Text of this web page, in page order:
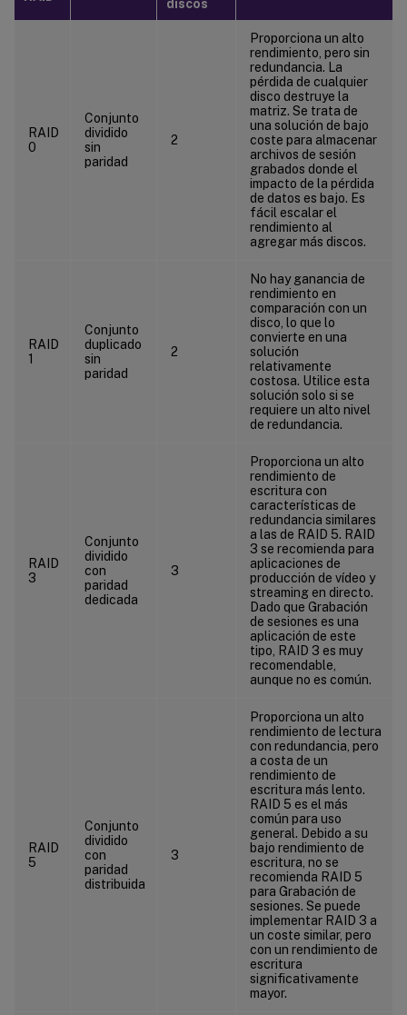
discos
RAID
0
Conjunto
dividido
sin
paridad
2
Proporciona un alto
rendimiento, pero sin
redundancia. La
pérdida de cualquier
disco destruye la
matriz. Se trata de
una solución de bajo
coste para almacenar
archivos de sesión
grabados donde el
impacto de la pérdida
de datos es bajo. Es
fácil escalar el
rendimiento al
agregar más discos.
RAID
1
Conjunto
duplicado
sin
paridad
2
No hay ganancia de
rendimiento en
comparación con un
disco, lo que lo
convierte en una
solución
relativamente
costosa. Utilice esta
solución solo si se
requiere un alto nivel
de redundancia.
RAID
3
Conjunto
dividido
con
paridad
dedicada
3
Proporciona un alto
rendimiento de
escritura con
características de
redundancia similares
a las de RAID 5. RAID
3 se recomienda para
aplicaciones de
producción de vídeo y
streaming en directo.
Dado que Grabación
de sesiones es una
aplicación de este
tipo, RAID 3 es muy
recomendable,
aunque no es común.
RAID
5
Conjunto
dividido
con
paridad
distribuida
3
Proporciona un alto
rendimiento de lectura
con redundancia, pero
a costa de un
rendimiento de
escritura más lento.
RAID 5 es el más
común para uso
general. Debido a su
bajo rendimiento de
escritura, no se
recomienda RAID 5
para Grabación de
sesiones. Se puede
implementar RAID 3 a
un coste similar, pero
con un rendimiento de
escritura
significativamente
mayor.